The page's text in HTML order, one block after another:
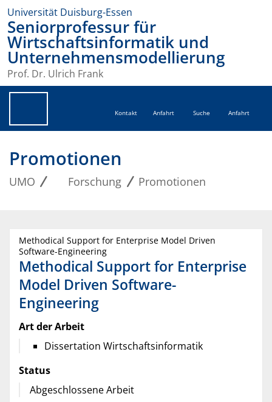
Universität Duisburg-Essen
Seniorprofessur für
Wirtschaftsinformatik und
Unternehmensmodellierung
Prof. Dr. Ulrich Frank
Kontakt Anfahrt Suche Anfahrt
Promotionen
UMO Forschung Promotionen
Methodical Support for Enterprise Model Driven
Software-Engineering
Methodical Support for Enterprise
Model Driven Software-
Engineering
Art der Arbeit
Dissertation Wirtschaftsinformatik
Status
Abgeschlossene Arbeit